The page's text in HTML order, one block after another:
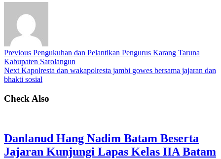
Previous Pengukuhan dan Pelantikan Pengurus Karang Taruna
Kabupaten Sarolangun
Next Kapolresta dan wakapolresta jambi gowes bersama jajaran dan
bhakti sosial
Check Also
Danlanud Hang Nadim Batam Beserta
Jajaran Kunjungi Lapas Kelas IIA Batam